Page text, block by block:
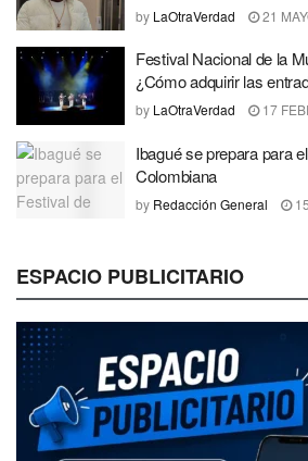
by LaOtraVerdad 21
Festival Nacional de la
¿Cómo adquirir las
by LaOtraVerdad 17
Ibagué se prepara para
Colombiana
by Redacción General
ESPACIO PUBLICITARIO